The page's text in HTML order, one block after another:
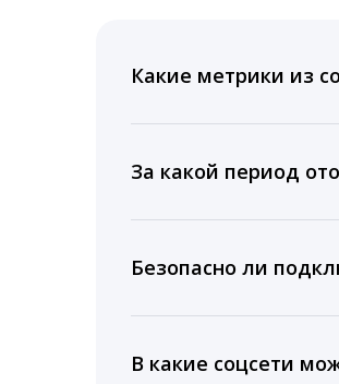
Какие метрики из
время для
За какой период
подключении тарифа
5 лет.
Безопасно ли
информацию третьим
В какие соцсети